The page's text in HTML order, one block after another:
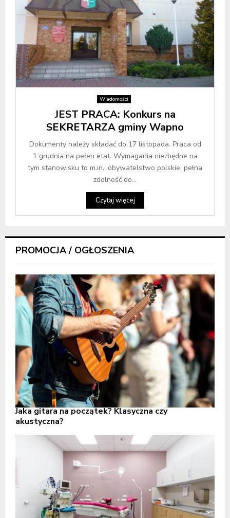
Wiadomości
JEST PRACA: Konkurs na
SEKRETARZA gminy Wapno
Dokumenty należy składać do 17 listopada. Praca od
1 grudnia na pełen etat. Wymagania niezbędne na
tym stanowisku to m.in.: obywatelstwo polskie, pełna
zdolność do...
Czytaj więcej
PROMOCJA / OGŁOSZENIA
Jaka gitara na początek? Klasyczna czy
akustyczna?